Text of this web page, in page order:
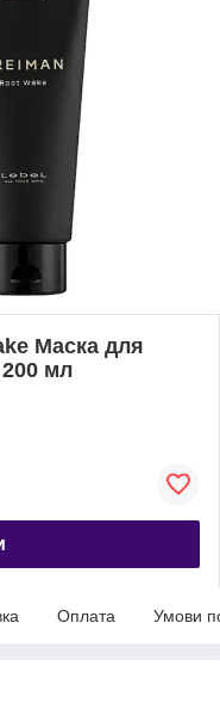
Маска для
200 мл
Оплата Умови